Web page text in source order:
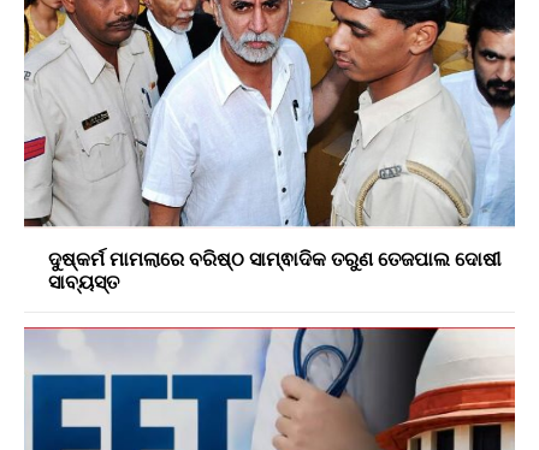
ଦୁଷ୍କର୍ମ ମାମଲାରେ ବରିଷ୍ଠ ସାମ୍ଵାଦିକ ତରୁଣ ତେଜପାଲ ଦୋଷୀ
ସାବ୍ୟସ୍ତ